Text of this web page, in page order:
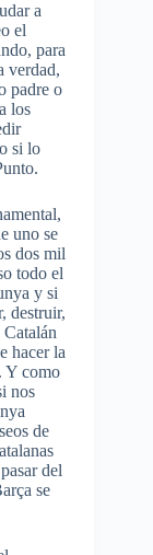
a
el
para
verdad,
padre o
los
si lo
uno se
dos mil
todo el
y si
destruir,
hacer la
Y como
nos
de
del
se